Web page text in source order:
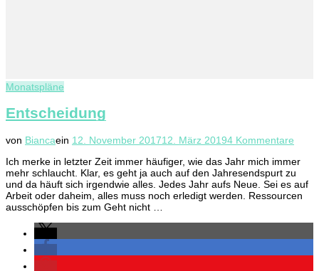
Monatspläne
Entscheidung
von Biancaein 12. November 201712. März 20194 Kommentare
Ich merke in letzter Zeit immer häufiger, wie das Jahr mich immer
mehr schlaucht. Klar, es geht ja auch auf den Jahresendspurt zu
und da häuft sich irgendwie alles. Jedes Jahr aufs Neue. Sei es auf
Arbeit oder daheim, alles muss noch erledigt werden. Ressourcen
ausschöpfen bis zum Geht nicht …